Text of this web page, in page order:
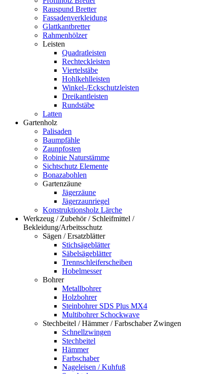
Rauspund Bretter
Fassadenverkleidung
Glattkantbretter
Rahmenhölzer
Leisten
Quadratleisten
Rechteckleisten
Viertelstäbe
Hohlkehlleisten
Winkel-/Eckschutzleisten
Dreikantleisten
Rundstäbe
Latten
Gartenholz
Palisaden
Baumpfähle
Zaunpfosten
Robinie Naturstämme
Sichtschutz Elemente
Bonazabohlen
Gartenzäune
Jägerzäune
Jägerzaunriegel
Konstruktionsholz Lärche
Werkzeug / Zubehör / Schleifmittel /
Bekleidung/Arbeitsschutz
Sägen / Ersatzblätter
Stichsägeblätter
Säbelsägeblätter
Trennschleiferscheiben
Hobelmesser
Bohrer
Metallbohrer
Holzbohrer
Steinbohrer SDS Plus MX4
Multibohrer Schockwave
Stechbeitel / Hämmer / Farbschaber Zwingen
Schnellzwingen
Stechbeitel
Hämmer
Farbschaber
Nageleisen / Kuhfuß